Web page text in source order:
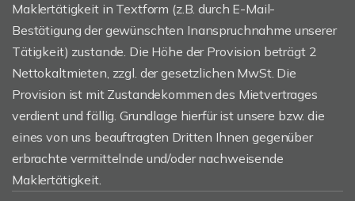
Maklertätigkeit in Textform (z.B. durch E-Mail-
Bestätigung der gewünschten Inanspruchnahme unserer
Tätigkeit) zustande. Die Höhe der Provision beträgt 2
Nettokaltmieten, zzgl. der gesetzlichen MwSt. Die
Provision ist mit Zustandekommen des Mietvertrages
verdient und fällig. Grundlage hierfür ist unsere bzw. die
eines von uns beauftragten Dritten Ihnen gegenüber
erbrachte vermittelnde und/oder nachweisende
Maklertätigkeit.